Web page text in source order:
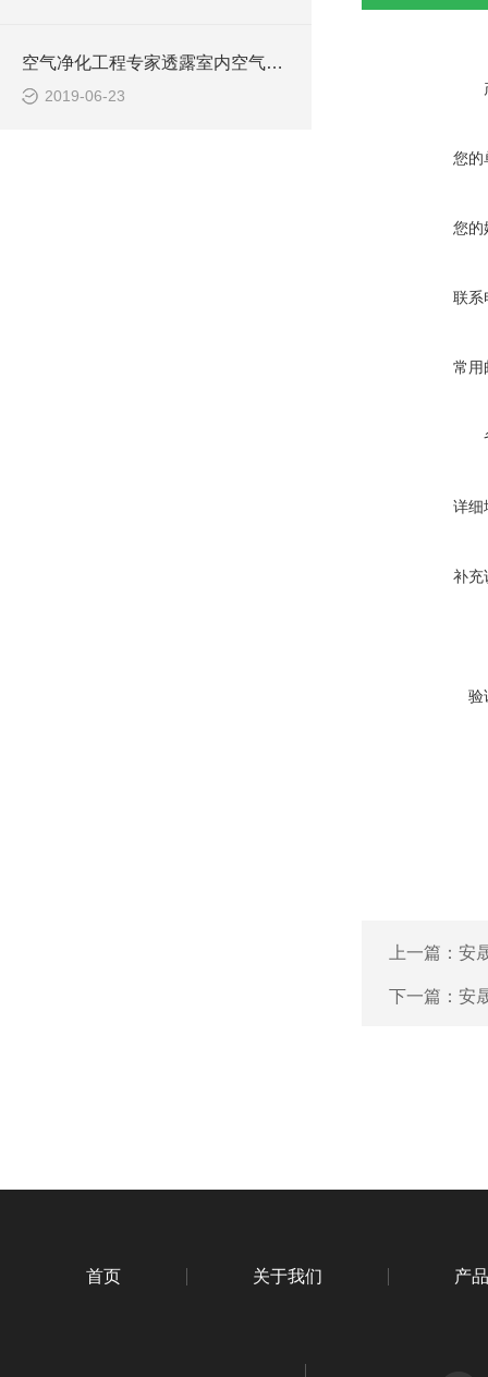
空气净化工程专家透露室内空气污染的几大因素
2019-06-23
您的
您的
联系
常用
详细
补充
验
上一篇： 安
下一篇： 安
首页 关于我们 产